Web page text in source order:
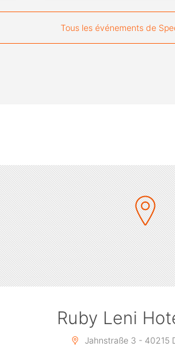
Tous les événements de
Ruby Leni
Jahnstraße 3 - 40215